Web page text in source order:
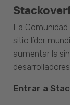
La
sitio líder
aumentar la
Entrar a